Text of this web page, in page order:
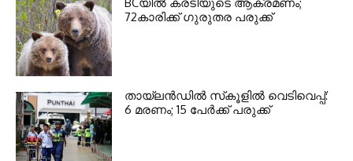
BCയില്‍ കരടിയുടെ ആക്രമണം;
72കാരിക്ക് ഗുരുതര പരുക്ക്
തായ്‌ലന്‍ഡില്‍ സ്‌കൂളില്‍ വെടിവെപ്പ്:
6 മരണം; 15 പേര്‍ക്ക് പരുക്ക്